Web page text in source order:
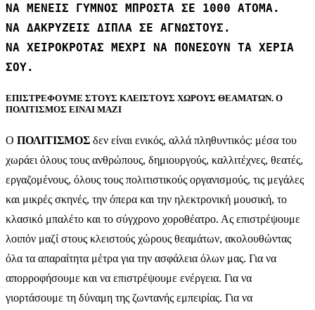
ΝΑ ΜΕΝΕΙΣ ΓΥΜΝΟΣ ΜΠΡΟΣΤΑ ΣΕ 1000 ΑΤΟΜΑ.
ΝΑ ΔΑΚΡΥΖΕΙΣ ΔΙΠΛΑ ΣΕ ΑΓΝΩΣΤΟΥΣ.
ΝΑ ΧΕΙΡΟΚΡΟΤΑΣ ΜΕΧΡΙ ΝΑ ΠΟΝΕΣΟΥΝ ΤΑ ΧΕΡΙΑ
ΣΟΥ.
EΠΙΣΤΡΕΦΟΥΜΕ ΣΤΟΥΣ ΚΛΕΙΣΤΟΥΣ ΧΩΡΟΥΣ ΘΕΑΜΑΤΩΝ. Ο
ΠΟΛΙΤΙΣΜΟΣ ΕΙΝΑΙ ΜΑΖΙ
Ο ΠΟΛΙΤΙΣΜΟΣ δεν είναι ενικός, αλλά πληθυντικός: μέσα του
χωράει όλους τους ανθρώπους, δημιουργούς, καλλιτέχνες, θεατές,
εργαζομένους, όλους τους πολιτιστικούς οργανισμούς, τις μεγάλες
και μικρές σκηνές, την όπερα και την ηλεκτρονική μουσική, το
κλασικό μπαλέτο και το σύγχρονο χοροθέατρο. Ας επιστρέψουμε
λοιπόν μαζί στους κλειστούς χώρους θεαμάτων, ακολουθώντας
όλα τα απαραίτητα μέτρα για την ασφάλεια όλων μας. Για να
απορροφήσουμε και να επιστρέψουμε ενέργεια. Για να
γιορτάσουμε τη δύναμη της ζωντανής εμπειρίας. Για να